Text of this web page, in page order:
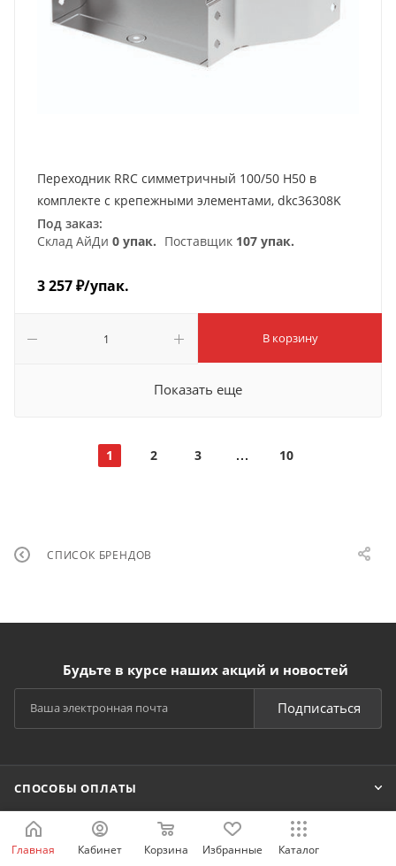
Переходник RRC симметричный 100/50 H50 в
комплекте с крепежными элементами, dkc36308K
Под заказ:
Склад АйДи 0 упак. Поставщик 107 упак.
3 257₽/упак.
В корзину
Показать еще
1 2 3 10
СПИСОК БРЕНДОВ
Будьте в курсе наших акций и новостей
Подписаться
СПОСОБЫ ОПЛАТЫ
КАТАЛОГ
Главная Кабинет Корзина Избранные Каталог